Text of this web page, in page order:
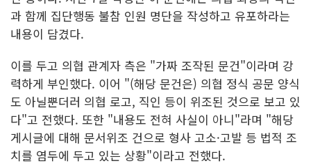
과 함께 집단행동 불참 인원 명단을 작성하고 유포하라는
내용이 담겼다.
이를 두고 의협 관계자 측은 "가짜 조작된 문건"이라며 강
력하게 부인했다. 이어 "(해당 문건은) 의협 정식 공문 양식
도 아닐뿐더러 의협 로고, 직인 등이 위조된 것으로 보고 있
다"고 전했다. 또한 "내용도 전혀 사실이 아니"라며 "해당
게시글에 대해 문서위조 건으로 형사 고소·고발 등 법적 조
치를 염두에 두고 있는 상황"이라고 전했다.